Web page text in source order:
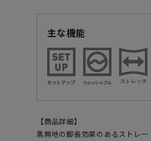
主な機能
【商品詳細】
黒無地の脚長効果のあるストレ